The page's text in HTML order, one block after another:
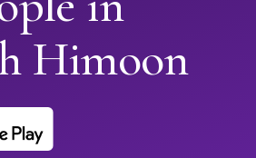
Himoon